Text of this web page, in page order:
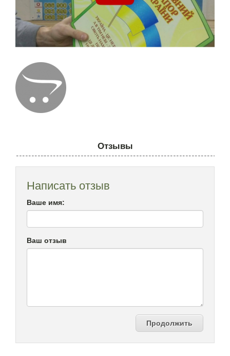
Отзывы
Написать отзыв
Ваше имя:
Ваш отзыв
Продолжить